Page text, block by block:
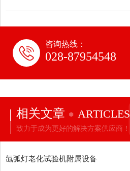
咨询热线：
028-87954548
相关文章 ARTICLES
致力于成为更好的解决方案供应商！
氙弧灯老化试验机附属设备